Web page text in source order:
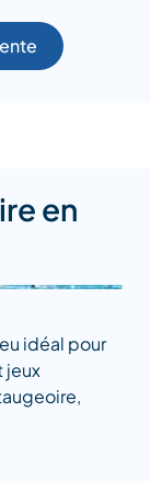
en
idéal pour
jeux